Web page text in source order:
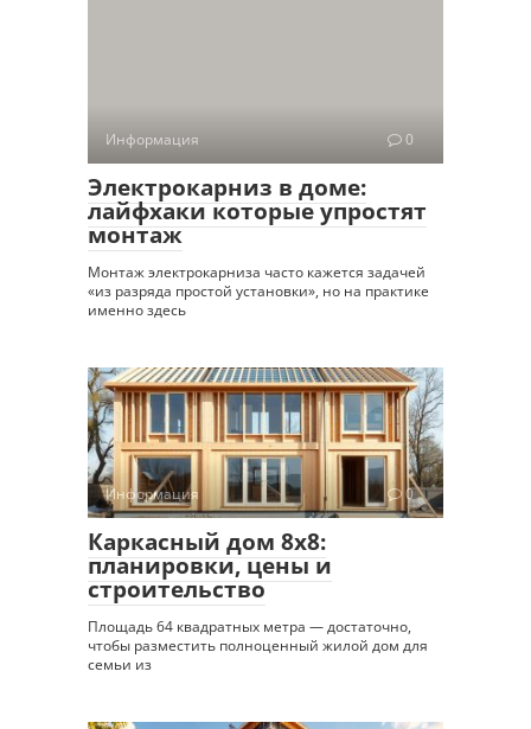
Информация 0
Электрокарниз в доме:
лайфхаки которые упростят
монтаж
Монтаж электрокарниза часто кажется задачей
«из разряда простой установки», но на практике
именно здесь
Информация 0
Каркасный дом 8х8:
планировки, цены и
строительство
Площадь 64 квадратных метра — достаточно,
чтобы разместить полноценный жилой дом для
семьи из